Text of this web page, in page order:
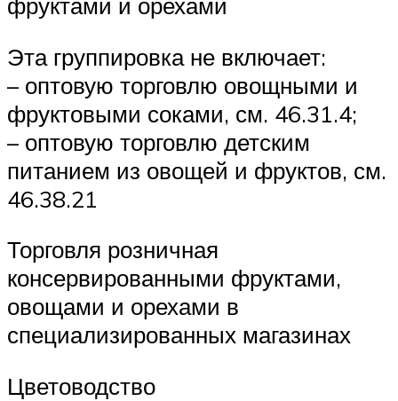
Эта группировка не включает:
– оптовую торговлю овощными и
фруктовыми соками, см. 46.31.4;
– оптовую торговлю детским
питанием из овощей и фруктов, см.
46.38.21
Торговля розничная
консервированными фруктами,
овощами и орехами в
специализированных магазинах
Цветоводство